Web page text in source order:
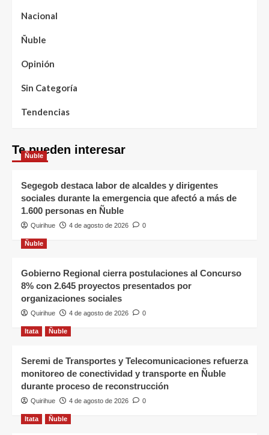
Nacional
Ñuble
Opinión
Sin Categoría
Tendencias
Te pueden interesar
Ñuble
Segegob destaca labor de alcaldes y dirigentes
sociales durante la emergencia que afectó a más de
1.600 personas en Ñuble
Quirihue 4 de agosto de 2026 0
Ñuble
Gobierno Regional cierra postulaciones al Concurso
8% con 2.645 proyectos presentados por
organizaciones sociales
Quirihue 4 de agosto de 2026 0
Itata Ñuble
Seremi de Transportes y Telecomunicaciones refuerza
monitoreo de conectividad y transporte en Ñuble
durante proceso de reconstrucción
Quirihue 4 de agosto de 2026 0
Itata Ñuble